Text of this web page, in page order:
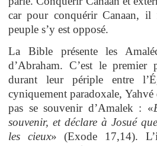
car pour conquérir Canaan, il
peuple s’y est opposé.
La Bible présente les
d’Abraham. C’est le premier
durant leur périple entre
cyniquement paradoxale,
pas se souvenir d’Amalek : «
souvenir, et déclare à Josué
les cieux» (Exode 17,14).